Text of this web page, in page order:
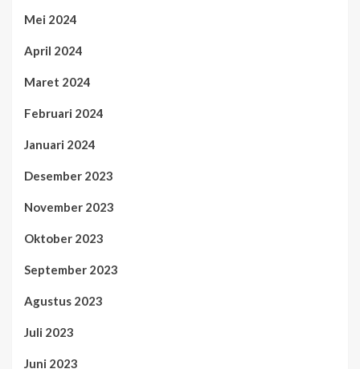
Mei 2024
April 2024
Maret 2024
Februari 2024
Januari 2024
Desember 2023
November 2023
Oktober 2023
September 2023
Agustus 2023
Juli 2023
Juni 2023